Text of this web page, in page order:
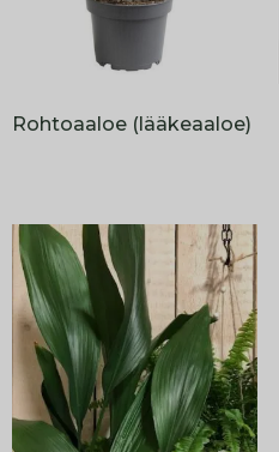
Rohtoaaloe (lääkeaaloe)